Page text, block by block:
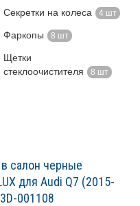
Секретки на колеса 4 шт
Фаркопы 8 шт
Щетки
стеклоочистителя
8 шт
салон черные
для Audi Q7 (2015-
001108